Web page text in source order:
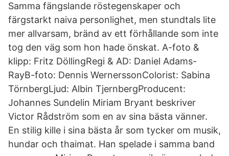
Samma fängslande röstegenskaper och
färgstarkt naiva personlighet, men stundtals lite
mer allvarsam, bränd av ett förhållande som inte
tog den väg som hon hade önskat. A-foto &
klipp: Fritz DöllingRegi & AD: Daniel Adams-
RayB-foto: Dennis WernerssonColorist: Sabina
TörnbergLjud: Albin TjernbergProducent:
Johannes Sundelin Miriam Bryant beskriver
Victor Rådström som en av sina bästa vänner.
En stilig kille i sina bästa år som tycker om musik,
hundar och thaimat. Han spelade i samma band